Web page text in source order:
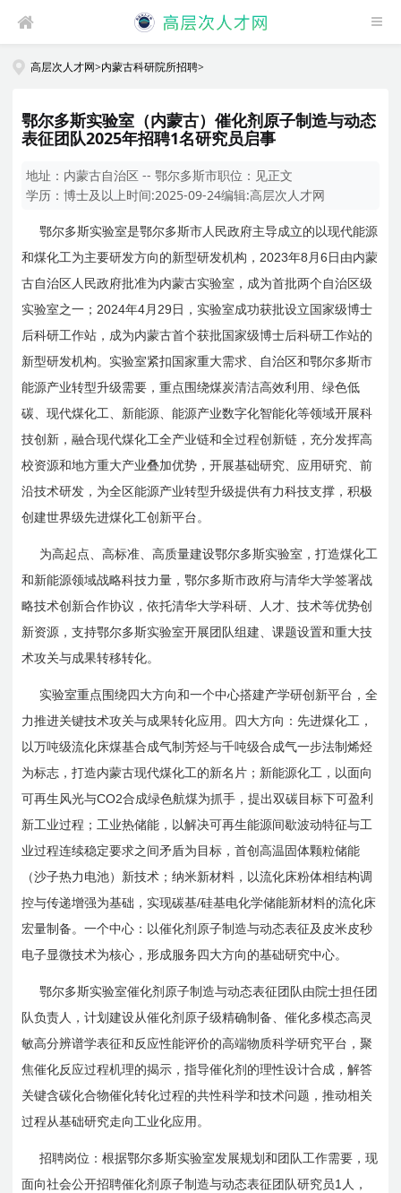
高层次人才网>内蒙古科研院所招聘>
鄂尔多斯实验室（内蒙古）催化剂原子制造与动态
表征团队2025年招聘1名研究员启事
地址： 内蒙古自治区 -- 鄂尔多斯市职位： 见正文
学历：博士及以上时间:2025-09-24编辑:高层次人才网
鄂尔多斯实验室是鄂尔多斯市人民政府主导成立的以现代能源
和煤化工为主要研发方向的新型研发机构， 2023年8 月6 日 由内蒙
古自治区人民政府批准为内蒙古实验室，成为首批两个自治区级
实验室之一； 2024年4 月 29 日 ，实验室成功获批设立 国家级博士
后科研工作站，成为内蒙古首个获批国家级博士后科研工作站的
新型研发机构。实验室紧扣国家重大需求、自治区和鄂尔多斯市
能源产业转型升级需要，重点围绕煤炭清洁高效利用、绿色低
碳、现代煤化工、新能源、能源产业数字化智能化等领域开展科
技创新，融合现代煤化工全产业链和全过程创新链，充分发挥高
校资源和地方重大产业叠加优势，开展基础研究、应用研究、前
沿技术研发，为全区能源产业转型升级提供有力科技支撑，积极
创建世界级先进煤化工创新平台。
为高起点、高标准、高质量建设鄂尔多斯实验室，打造煤化工
和新能源领域战略科技力量，鄂尔多斯市政府与清华大学签署战
略技术创新合作协议，依托清华大学科研、人才、技术等优势创
新资源，支持鄂尔多斯实验室开展团队组建、课题设置和重大技
术攻关与成果转移转化。
实验室重点围绕四大方向和一个中心搭建产学研创新平台，全
力推进关键技术攻关与成果转化应用。四大方向：先进煤化工，
以万吨级流化床煤基合成气制芳烃与千吨级合成气一步法制烯烃
为标志，打造内蒙古现代煤化工的新名片；新能源化工，以面向
可再生风光与CO2合成绿色航煤为抓手，提出双碳目标下可盈利
新工业过程；工业热储能，以解决可再生能源间歇波动特征与工
业过程连续稳定要求之间矛盾为目标，首创高温固体颗粒储能
（沙子热力电池）新技术；纳米新材料，以流化床粉体相结构调
控与传递增强为基础，实现碳基/硅基电化学储能新材料的流化床
宏量制备。一个中心：以催化剂原子制造与动态表征及皮米皮秒
电子显微技术为核心，形成服务四大方向的基础研究中心。
鄂尔多斯实验室催化剂原子制造与动态表征团队由院士担任团
队负责人，计划建设从催化剂原子级精确制备、催化多模态高灵
敏高分辨谱学表征和反应性能评价的高端物质科学研究平台，聚
焦催化反应过程机理的揭示，指导催化剂的理性设计合成，解答
关键含碳化合物催化转化过程的共性科学和技术问题，推动相关
过程从基础研究走向工业化应用。
招聘岗位：根据鄂尔多斯实验室发展规划和团队工作需要，现
面向社会公开招聘催化剂原子制造与动态表征团队研究员1 人，